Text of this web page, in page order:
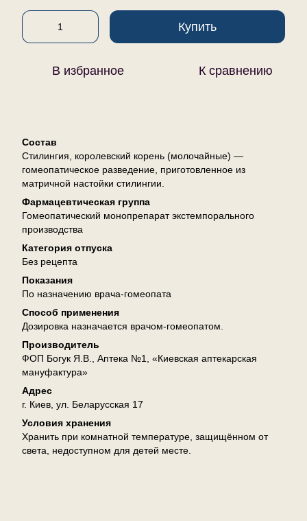
Купить
В избранное К сравнению
Состав
Стилингия, королевский корень (молочайные) —
гомеопатическое разведение, приготовленное из
матричной настойки стилингии.
Фармацевтическая группа
Гомеопатический монопрепарат экстемпорального
производства
Категория отпуска
Без рецепта
Показания
По назначению врача-гомеопата
Способ применения
Дозировка назначается врачом-гомеопатом.
Производитель
ФОП Богук Я.В., Аптека №1, «Киевская аптекарская
мануфактура»
Адрес
г. Киев, ул. Беларусская 17
Условия хранения
Хранить при комнатной температуре, защищённом от
света, недоступном для детей месте.